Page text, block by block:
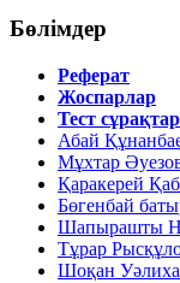
Бөлімдер
Реферат
Жоспарлар
Тест
Абай
Мұхтар
Қаракерей
Бөгенбай
Шапырашты
Тұрар
Шоқан